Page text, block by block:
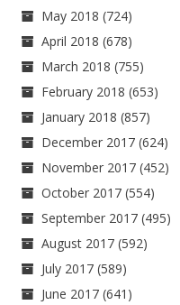
May 2018 (724)
April 2018 (678)
March 2018 (755)
February 2018 (653)
January 2018 (857)
December 2017 (624)
November 2017 (452)
October 2017 (554)
September 2017 (495)
August 2017 (592)
July 2017 (589)
June 2017 (641)